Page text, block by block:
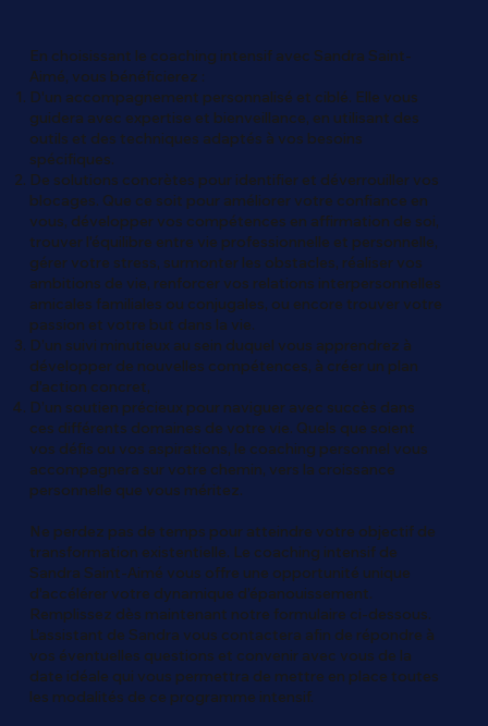
En choisissant le coaching intensif avec Sandra Saint-
Aimé, vous bénéficierez :
D'un accompagnement personnalisé et ciblé. Elle vous
guidera avec expertise et bienveillance, en utilisant des
outils et des techniques adaptés à vos besoins
spécifiques.
De solutions concrètes pour identifier et déverrouiller vos
blocages. Que ce soit pour améliorer votre confiance en
vous, développer vos compétences en affirmation de soi,
trouver l'équilibre entre vie professionnelle et personnelle,
gérer votre stress, surmonter les obstacles, réaliser vos
ambitions de vie, renforcer vos relations interpersonnelles
amicales familiales ou conjugales, ou encore trouver votre
passion et votre but dans la vie.
D’un suivi minutieux au sein duquel vous apprendrez à
développer de nouvelles compétences, à créer un plan
d'action concret,
D’un soutien précieux pour naviguer avec succès dans
ces différents domaines de votre vie. Quels que soient
vos défis ou vos aspirations, le coaching personnel vous
accompagnera sur votre chemin, vers la croissance
personnelle que vous méritez.
Ne perdez pas de temps pour atteindre votre objectif de
transformation existentielle. Le coaching intensif de
Sandra Saint-Aimé vous offre une opportunité unique
d'accélérer votre dynamique d’épanouissement.
Remplissez dès maintenant notre formulaire ci-dessous.
L’assistant de Sandra vous contactera afin de répondre à
vos éventuelles questions et convenir avec vous de la
date idéale qui vous permettra de mettre en place toutes
les modalités de ce programme intensif.